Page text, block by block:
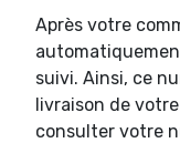
Après votre
suivi. Ainsi, ce
livraison de
consulter votre